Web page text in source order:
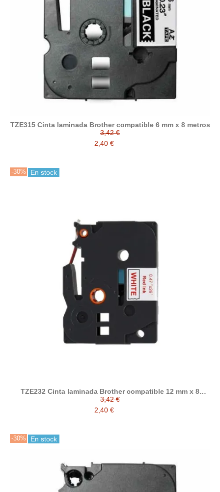
TZE315 Cinta laminada Brother compatible 6 mm x 8 metros
3,42 €
2,40 €
-30% En stock
TZE232 Cinta laminada Brother compatible 12 mm x 8
metros
3,42 €
2,40 €
-30% En stock